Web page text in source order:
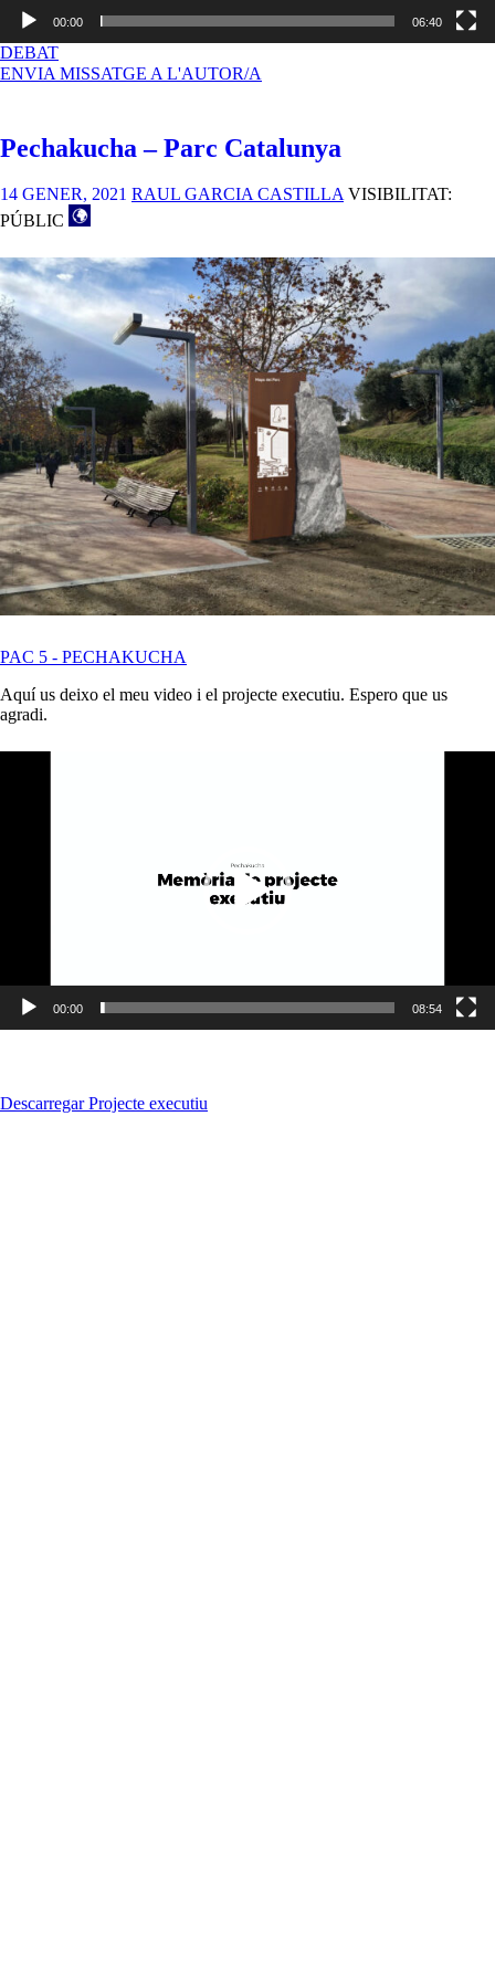
00:00 06:40
DEBATA
ENVIA MISSATGE A L'AUTOR/A
Pechakucha – Parc Catalunya
14 GENER, 2021 RAUL GARCIA CASTILLA VISIBILITAT:
PÚBLIC
PAC 5 - PECHAKUCHA
Aquí us deixo el meu video i el projecte executiu. Espero que us
agradi.
00:00 08:54
Descarregar Projecte executiu